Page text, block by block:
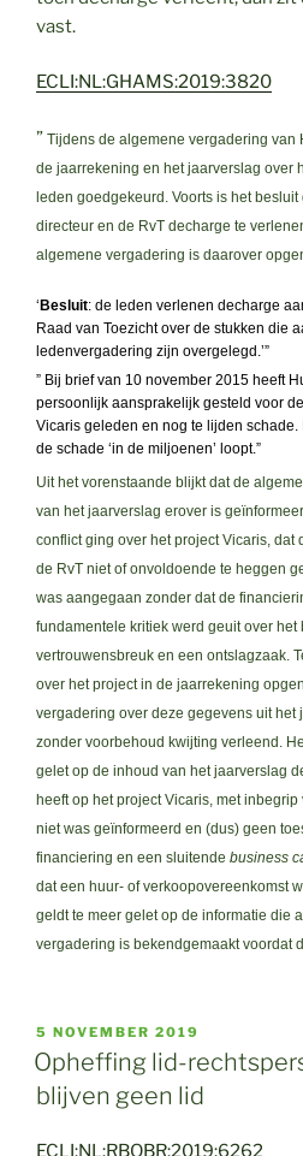
vast.
ECLI:NL:GHAMS:2019:3820
” Tijdens de algemene vergadering van
de jaarrekening en het jaarverslag over
leden goedgekeurd. Voorts is het
directeur en de RvT decharge te
algemene vergadering is daarover
‘ Besluit: de leden verlenen decharge
Raad van Toezicht over de stukken die
ledenvergadering zijn overgelegd.’”
” Bij brief van 10 november 2015 heeft
persoonlijk aansprakelijk gesteld voor
Vicaris geleden en nog te lijden
de schade ‘in de miljoenen’ loopt.”
Uit het vorenstaande blijkt dat de
van het jaarverslag erover is
conflict ging over het project Vicaris, dat
de RvT niet of onvoldoende te heggen
was aangegaan zonder dat de
fundamentele kritiek werd geuit over het
vertrouwensbreuk en een ontslagzaak.
over het project in de jaarrekening
vergadering over deze gegevens uit het
zonder voorbehoud kwijting verleend.
gelet op de inhoud van het jaarverslag
heeft op het project Vicaris, met
niet was geïnformeerd en (dus) geen
financiering en een sluitende business
dat een huur- of verkoopovereenkomst
geldt te meer gelet op de informatie die
vergadering is bekendgemaakt voordat
GEPLAATST
OP
5 NOVEMBER 2019
Opheffing lid-
blijven geen lid